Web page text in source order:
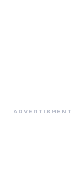
ADVERTISMENT